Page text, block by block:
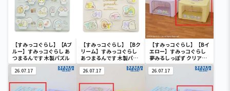
【すみっコぐらし】【Aブ
ルー】すみっコぐらし あ
つまるんです 木製パズル
【すみっコぐらし】【Bク
リーム】すみっコぐらし
あつまるんです 木製パズ
ル
【すみっコぐらし】【Bイ
エロー】すみっコぐらし
夢みるしっぽず クリア窓
付き収納ボックス
26.07.17 26.07.17 26.07.17